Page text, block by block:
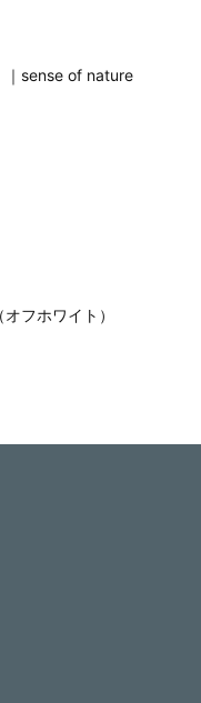
｜sense of nature
フホワイト）